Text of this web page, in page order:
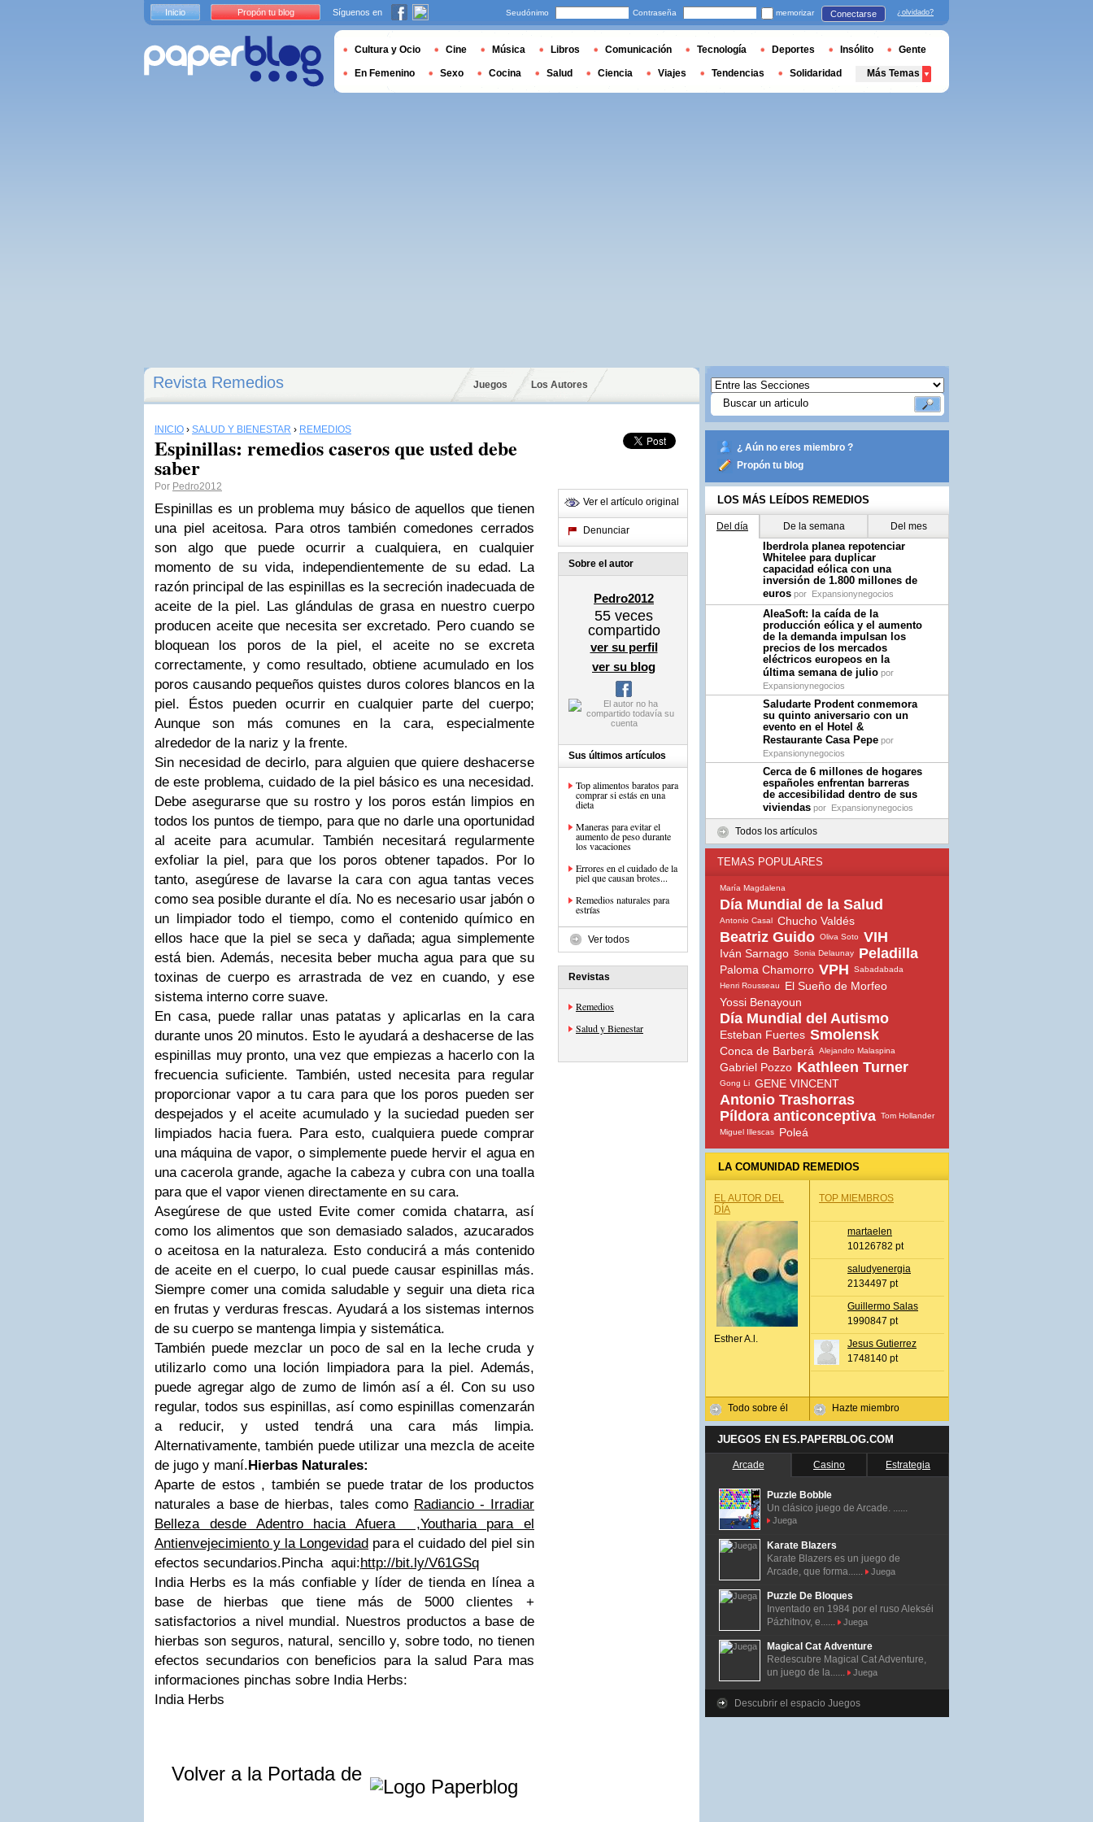
Revista Remedios Juegos Los Autores
INICIO › SALUD Y BIENESTAR › REMEDIOS
Espinillas: remedios caseros que usted debe
saber
Por Pedro2012
Espinillas es un problema muy básico de aquellos que tienen
una piel aceitosa. Para otros también comedones cerrados
son algo que puede ocurrir a cualquiera, en cualquier
momento de su vida, independientemente de su edad. La
razón principal de las espinillas es la secreción inadecuada de
aceite de la piel. Las glándulas de grasa en nuestro cuerpo
producen aceite que necesita ser excretado. Pero cuando se
bloquean los poros de la piel, el aceite no se excreta
correctamente, y como resultado, obtiene acumulado en los
poros causando pequeños quistes duros colores blancos en la
piel. Éstos pueden ocurrir en cualquier parte del cuerpo;
Aunque son más comunes en la cara, especialmente
alrededor de la nariz y la frente.
Sin necesidad de decirlo, para alguien que quiere deshacerse
de este problema, cuidado de la piel básico es una necesidad.
Debe asegurarse que su rostro y los poros están limpios en
todos los puntos de tiempo, para que no darle una oportunidad
al aceite para acumular.También necesitará regularmente
exfoliar la piel, para que los poros obtener tapados. Por lo
tanto, asegúrese de lavarse la cara con agua tantas veces
como sea posible durante el día. No es necesario usar jabón o
un limpiador todo el tiempo, como el contenido químico en
ellos hace que la piel se seca y dañada;agua simplemente
está bien.Además, necesita beber mucha agua para que su
toxinas de cuerpo es arrastrada de vez en cuando, y ese
sistema interno corre suave.
En casa, puede rallar unas patatas y aplicarlas en la cara
durante unos 20 minutos. Esto le ayudará a deshacerse de las
espinillas muy pronto, una vez que empiezas a hacerlo con la
frecuencia suficiente. También, usted necesita para regular
proporcionar vapor a tu cara para que los poros pueden ser
despejados y el aceite acumulado y la suciedad pueden ser
limpiados hacia fuera. Para esto, cualquiera puede comprar
una máquina de vapor, o simplemente puede hervir el agua en
una cacerola grande, agache la cabeza y cubra con una toalla
para que el vapor vienen directamente en su cara.
Asegúrese de que usted Evite comer comida chatarra, así
como los alimentos que son demasiado salados, azucarados
o aceitosa en la naturaleza. Esto conducirá a más contenido
de aceite en el cuerpo, lo cual puede causar espinillas más.
Siempre comer una comida saludable y seguir una dieta rica
en frutas y verduras frescas. Ayudará a los sistemas internos
de su cuerpo se mantenga limpia y sistemática.
También puede mezclar un poco de sal en la leche cruda y
utilizarlo como una loción limpiadora para la piel. Además,
puede agregar algo de zumo de limón así a él. Con su uso
regular, todos sus espinillas, así como espinillas comenzarán
a reducir, y usted tendrá una cara más limpia.
Alternativamente, también puede utilizar una mezcla de aceite
de jugo y maní.Hierbas Naturales:
Aparte de estos , también se puede tratar de los productos
naturales a base de hierbas, tales como Radiancio - Irradiar
Belleza desde Adentro hacia Afuera ,Youtharia para el
Antienvejecimiento y la Longevidad para el cuidado del piel sin
efectos secundarios.Pincha aqui:http://bit.ly/V61GSq
India Herbs es la más confiable y líder de tienda en línea a
base de hierbas
que tiene más de 5000 clientes
+
satisfactorios a nivel mundial. Nuestros productos a base de
hierbas son seguros, natural, sencillo y, sobre todo, no tienen
efectos secundarios con beneficios para la saludPara mas
informaciones pinchas sobre India Herbs:
India Herbs
Volver a la Portada de
Ver el artículo original
Denunciar
Sobre el autor
Pedro2012
55 veces
compartido
ver su perfil
ver su blog
Sus últimos artículos
Top alimentos baratos para
comprar si estás en una
dieta
Maneras para evitar el
aumento de peso durante
los vacaciones
Errores en el cuidado de la
piel que causan brotes...
Remedios naturales para
estrías
Ver todos
Revistas
Remedios
Salud y Bienestar
¿ Aún no eres miembro ?
Propón tu blog
LOS MÁS LEÍDOS REMEDIOS
Del día De la semana Del mes
Iberdrola planea repotenciar
Whitelee para duplicar
capacidad eólica con una
inversión de 1.800 millones de
euros por Expansionynegocios
AleaSoft: la caída de la
producción eólica y el aumento
de la demanda impulsan los
precios de los mercados
eléctricos europeos en la
última semana de julio por
Expansionynegocios
Saludarte Prodent conmemora
su quinto aniversario con un
evento en el Hotel &
Restaurante Casa Pepe por
Expansionynegocios
Cerca de 6 millones de hogares
españoles enfrentan barreras
de accesibilidad dentro de sus
viviendas por Expansionynegocios
Todos los artículos
TEMAS POPULARES
María Magdalena
Día Mundial de la Salud
Antonio Casal Chucho Valdés
Beatriz Guido Oliva Soto VIH
Iván Sarnago Sonia Delaunay Peladilla
Paloma Chamorro VPH
Sabadabada
Henri Rousseau
El Sueño de Morfeo
Yossi Benayoun
Día Mundial del Autismo
Esteban Fuertes Smolensk
Conca de Barberá Alejandro Malaspina
Gabriel Pozzo Kathleen Turner
Gong Li GENE VINCENT
Antonio Trashorras
Píldora anticonceptiva Tom Hollander
Miguel Illescas
Poleá
LA COMUNIDAD REMEDIOS
EL AUTOR DEL
DÍA
Esther A.l.
Todo sobre él
TOP MIEMBROS
martaelen
10126782 pt
saludyenergia
2134497 pt
Guillermo Salas
1990847 pt
Jesus Gutierrez
1748140 pt
Hazte miembro
JUEGOS EN ES.PAPERBLOG.COM
Arcade Casino Estrategia
Puzzle Bobble
Un clásico juego de Arcade. ......
Juega
Karate Blazers
Karate Blazers es un juego de
Arcade, que forma......
Juega
Puzzle De Bloques
Inventado en 1984 por el ruso Alekséi
Pázhitnov, e......
Juega
Magical Cat Adventure
Redescubre Magical Cat Adventure,
un juego de la......
Juega
Descubrir el espacio Juegos
Inicio Propón tu blog Síguenos en Seudónimo Contraseña memorizar Conectarse ¿olvidado?
Cultura y Ocio Cine Música Libros Comunicación Tecnología Deportes Insólito Gente
En Femenino Sexo Cocina Salud Ciencia Viajes Tendencias Solidaridad Más Temas